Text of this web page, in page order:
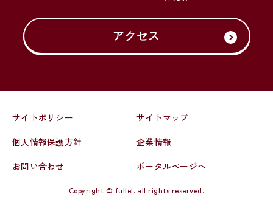
アクセス
サイトポリシー
サイトマップ
個人情報保護方針
企業情報
お問い合わせ
ポータルページへ
Copyright © fullel. all rights reserved.